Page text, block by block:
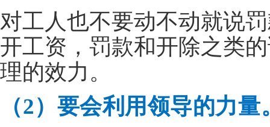
对工人也不要动不动就说
开工资，罚款和开除之类
理的效力。
（2）要会利用领导的力量